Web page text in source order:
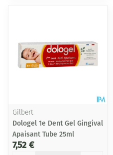
Gilbert
Dologel 1e Dent Gel Gingival
Apaisant Tube 25ml
7,52 €